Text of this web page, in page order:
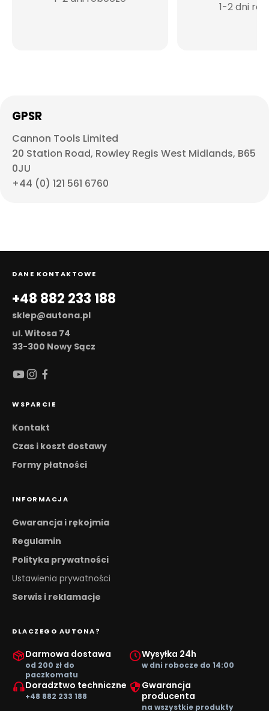
1-2 dni
GPSR
Cannon Tools Limited
20 Station Road, Rowley Regis West Midlands, B65
0JU
+44 (0) 121 561 6760
DANE KONTAKTOWE
+48 882 233 188
sklep@autona.pl
ul. Witosa 74
33-300 Nowy Sącz
WSPARCIE
Kontakt
Czas i koszt dostawy
Formy płatności
INFORMACJA
Gwarancja i rękojmia
Regulamin
Polityka prywatności
Ustawienia prywatności
Serwis i reklamacje
DLACZEGO AUTONA?
Darmowa dostawa
od 200 zł do
paczkomatu
Wysyłka 24h
w dni robocze do 14:00
Doradztwo techniczne
+48 882 233 188
Gwarancja
producenta
na wszystkie produkty